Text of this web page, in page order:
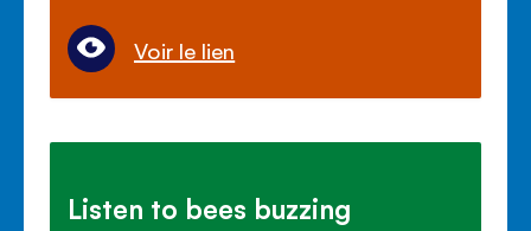
Voir le lien
Listen to bees buzzing